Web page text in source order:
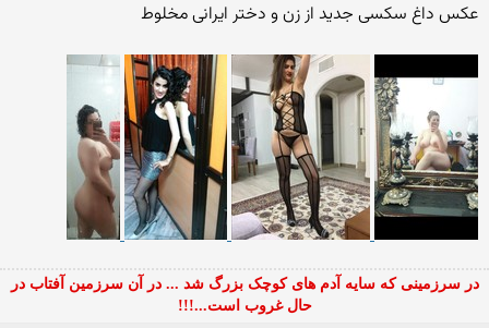
عکس داغ سکسی جدید از زن و دختر ایرانی مخلوط
در سرزمینی که سایه آدم های کوچک بزرگ شد ... در آن سرزمین آفتاب در
حال غروب است...!!!